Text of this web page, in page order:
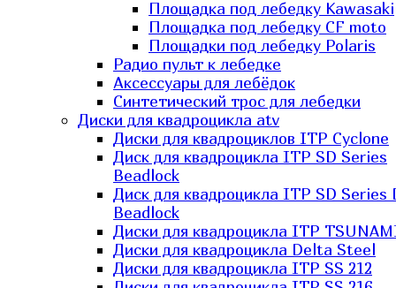
Площадка под лебедку Kawasaki
Площадка под лебедку СF moto
Площадки под лебедку Polaris
Радио пульт к лебедке
Аксессуары для лебёдок
Синтетический трос для лебедки
Диски для квадроцикла atv
Диски для квадроциклов ITP Cyclone
Диск для квадроцикла ITP SD Series
Beadlock
Диск для квадроцикла ITP SD Series
Beadlock
Диски для квадроцикла ITP
Диски для квадроцикла Delta Steel
Диски для квадроцикла ITP SS 212